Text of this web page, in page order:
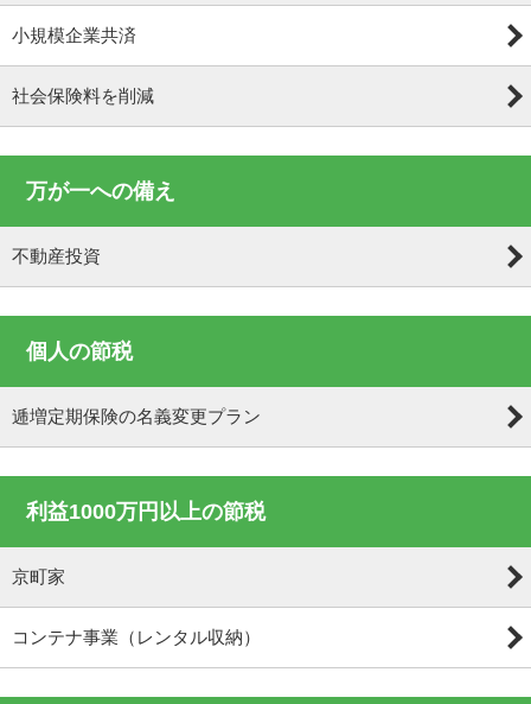
小規模企業共済
社会保険料を削減
万が一への備え
不動産投資
個人の節税
逓増定期保険の名義変更プラン
利益1000万円以上の節税
京町家
コンテナ事業（レンタル収納）